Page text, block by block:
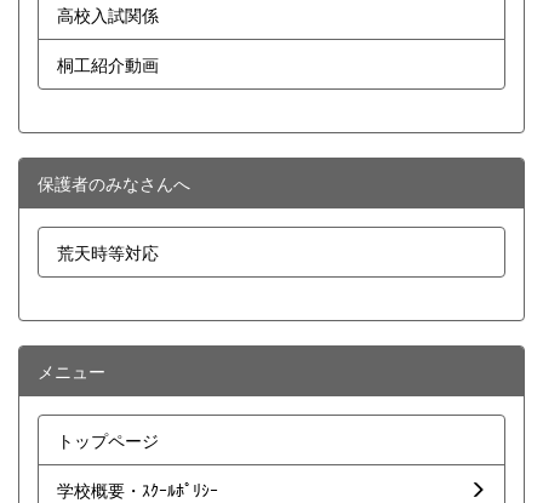
高校入試関係
桐工紹介動画
保護者のみなさんへ
荒天時等対応
メニュー
トップページ
学校概要・ｽｸｰﾙﾎﾟﾘｼｰ